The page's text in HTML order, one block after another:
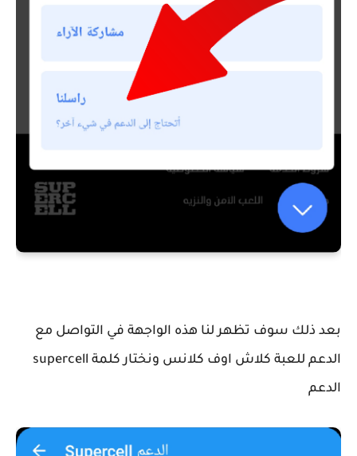
بعد ذلك سوف تظهر لنا هذه الواجهة في التواصل مع
الدعم للعبة كلاش اوف كلانس ونختار كلمة supercell
الدعم